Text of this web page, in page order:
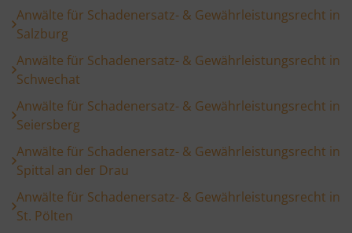
Anwälte für Schadenersatz- & Gewährleistungsrecht in
Salzburg
Anwälte für Schadenersatz- & Gewährleistungsrecht in
Schwechat
Anwälte für Schadenersatz- & Gewährleistungsrecht in
Seiersberg
Anwälte für Schadenersatz- & Gewährleistungsrecht in
Spittal an der Drau
Anwälte für Schadenersatz- & Gewährleistungsrecht in
St. Pölten